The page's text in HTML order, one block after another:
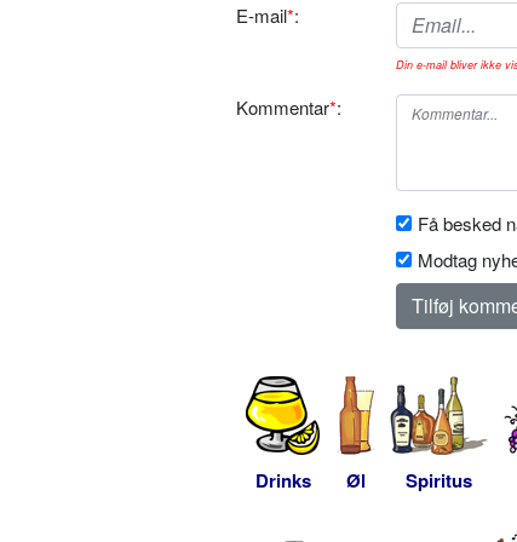
E-mail*:
Din e-mail bliver ikke
Kommentar*:
Få besked
Modtag
Drinks Øl Spiritus